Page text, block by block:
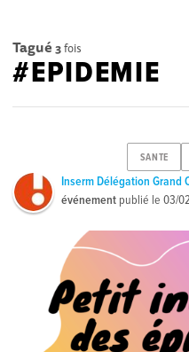
Tagué 3fois
#EPIDEMIE
SANTE
Inserm Délégation Grand
événement publié le03/